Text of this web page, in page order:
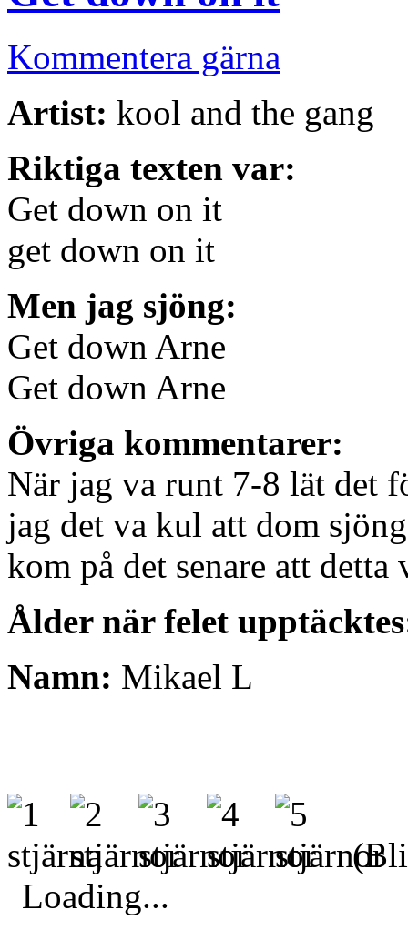
Kommentera gärna
Artist: kool and the gang
Riktiga texten var:
Get down on it
get down on it
Men jag sjöng:
Get down Arne
Get down Arne
Övriga kommentarer:
När jag va runt 7-8 lät det
jag det va kul att dom
kom på det senare att detta
Ålder när felet
Namn: Mikael L
(Bli
Loading...